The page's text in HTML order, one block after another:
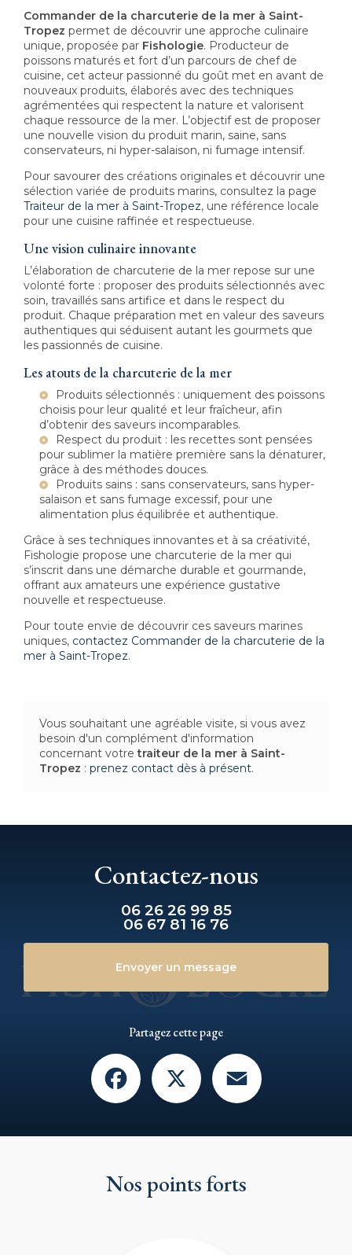
Commander de la charcuterie de la mer à Saint-
Tropez permet de découvrir une approche culinaire
unique, proposée par Fishologie. Producteur de
poissons maturés et fort d’un parcours de chef de
cuisine, cet acteur passionné du goût met en avant de
nouveaux produits, élaborés avec des techniques
agrémentées qui respectent la nature et valorisent
chaque ressource de la mer. L’objectif est de proposer
une nouvelle vision du produit marin, saine, sans
conservateurs, ni hyper-salaison, ni fumage intensif.
Pour savourer des créations originales et découvrir une
sélection variée de produits marins, consultez la page
Traiteur de la mer à Saint-Tropez, une référence locale
pour une cuisine raffinée et respectueuse.
Une vision culinaire innovante
L’élaboration de charcuterie de la mer repose sur une
volonté forte : proposer des produits sélectionnés avec
soin, travaillés sans artifice et dans le respect du
produit. Chaque préparation met en valeur des saveurs
authentiques qui séduisent autant les gourmets que
les passionnés de cuisine.
Les atouts de la charcuterie de la mer
Produits sélectionnés : uniquement des poissons
choisis pour leur qualité et leur fraîcheur, afin
d’obtenir des saveurs incomparables.
Respect du produit : les recettes sont pensées
pour sublimer la matière première sans la dénaturer,
grâce à des méthodes douces.
Produits sains : sans conservateurs, sans hyper-
salaison et sans fumage excessif, pour une
alimentation plus équilibrée et authentique.
Grâce à ses techniques innovantes et à sa créativité,
Fishologie propose une charcuterie de la mer qui
s’inscrit dans une démarche durable et gourmande,
offrant aux amateurs une expérience gustative
nouvelle et respectueuse.
Pour toute envie de découvrir ces saveurs marines
uniques, contactez Commander de la charcuterie de la
mer à Saint-Tropez.
Vous souhaitant une agréable visite, si vous avez
besoin d'un complément d'information
concernant votretraiteur de la mer à Saint-
Tropez : prenez contact dès à présent.
Contactez-nous
06 26 26 99 85
06 67 81 16 76
Envoyer un message
Partagez cette page
Facebook
Nos points forts